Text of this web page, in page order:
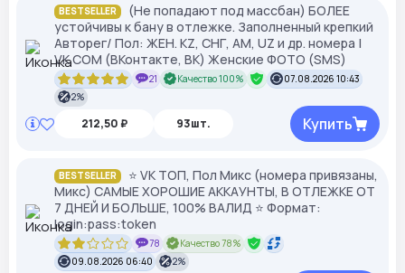
BESTSELLER
(Не попадают под массбан) БОЛЕЕ
устойчивы к бану в отлежке. Заполненный крепкий
Авторег/ Пол: ЖЕН. KZ, СНГ, АМ, UZ и др. номера |
VK.COM (ВКонтакте, ВК) Женские ФОТО (SMS)
21 Качество 100%
07.08.2026 10:43
2%
212,50 ₽ 93шт. Купить
BESTSELLER
⭐ VK ТОП, Пол Микс (номера привязаны,
Микс) САМЫЕ ХОРОШИЕ АККАУНТЫ, В ОТЛЕЖКЕ ОТ
7 ДНЕЙ И БОЛЬШЕ, 100% ВАЛИД ⭐ Формат:
login:pass:token
78
Качество 78%
09.08.2026 06:40
2%